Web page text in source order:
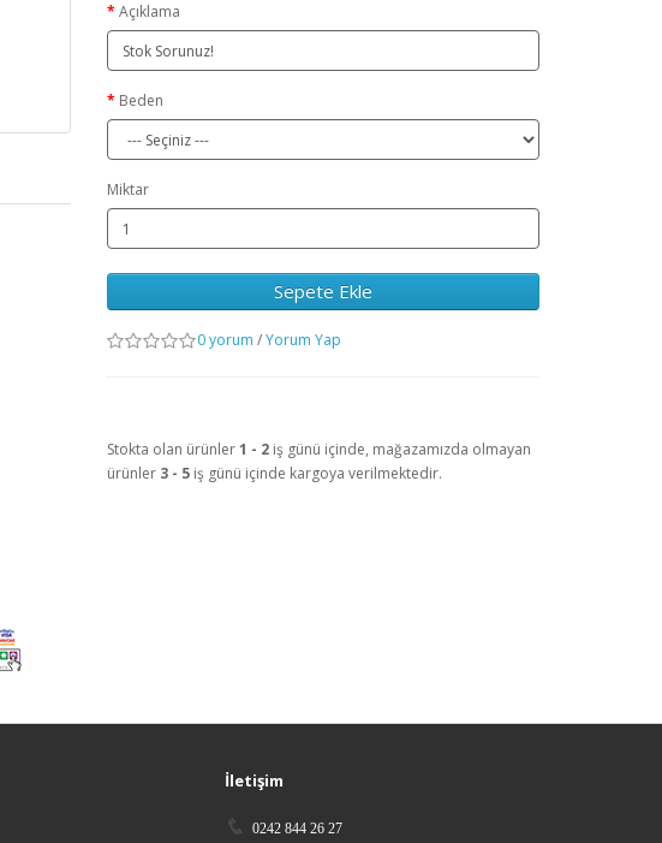
Açıklama
Beden
Miktar
Sepete Ekle
0 yorum /Yorum Yap
Stokta olan ürünler1 - 2 iş günü içinde, mağazamızda olmayan
ürünler 3 - 5 iş günü içinde kargoya verilmektedir.
İletişim
0242 844 26 27